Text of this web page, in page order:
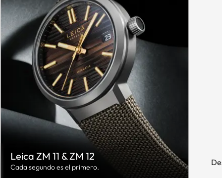
Leica ZM 11 & ZM 12
Cada segundo es el primero.